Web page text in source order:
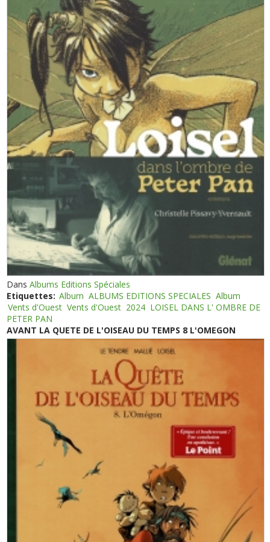
DansAlbums Editions Spéciales
Etiquettes: Album ALBUMS EDITIONS SPECIALES Album
Vents d'Ouest Vents d'Ouest 2024 LOISEL DANS L' OMBRE DE
PETER PAN
AVANT LA QUETE DE L'OISEAU DU TEMPS 8 L'OMEGON